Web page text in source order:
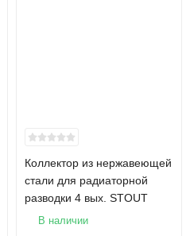
Коллектор из нержавеющей
стали для радиаторной
разводки 4 вых. STOUT
В наличии